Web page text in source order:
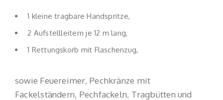
1 kleine tragbare Handspritze,
2 Aufstellleitern je 12 m lang,
1 Rettungskorb mit Flaschenzug,
sowie Feuereimer, Pechkränze mit
Fackelständern, Pechfackeln, Tragbütten und